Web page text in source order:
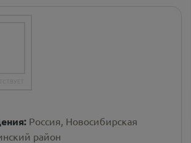
Россия, Новосибирская
район